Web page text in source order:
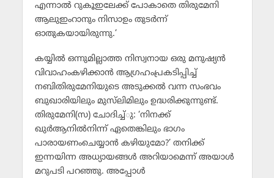
എന്നാല്‍ റുകൂഇലേക്ക് പോകാതെ തിരുമേനി
ആലുഇംറാനും നിസാഉം തുടര്‍ന്ന്
ഓതുകയായിരുന്നു.’
കയ്യില്‍ ഒന്നുമില്ലാത്ത നിസ്വനായ ഒരു മനുഷ്യന്‍
വിവാഹംകഴിക്കാന്‍ ആഗ്രഹംപ്രകടിപ്പിച്ച്
നബിതിരുമേനിയുടെ അടുക്കല്‍ വന്ന സംഭവം
ബുഖാരിയിലും മുസ്‌ലിമിലും ഉദ്ധരിക്കുന്നുണ്ട്.
തിരുമേനി(സ) ചോദിച്ച്ു: ‘നിനക്ക്
ഖുര്‍ആനില്‍നിന്ന് ഏതെങ്കിലും ഭാഗം
പാരായണംചെയ്യാന്‍ കഴിയുമോ?’ തനിക്ക്
ഇന്നയിന്ന അധ്യായങ്ങള്‍ അറിയാമെന്ന് അയാള്‍
മറുപടി പറഞ്ഞു. അപ്പോള്‍